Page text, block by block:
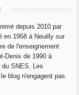
depuis 2010 par
en 1958 à Neuilly sur
de l'enseignement
Denis de 1990 à
du SNES. Les
blog n'engagent pas